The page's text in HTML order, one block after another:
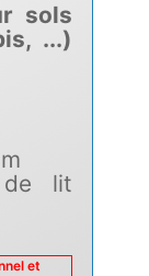
sols
...)
et